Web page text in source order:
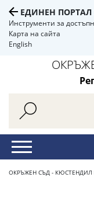
ЕДИНЕН
Инструменти за
Карта на сайта
English
ОКРЪЖЕН СЪД - КЮСТЕНДИЛ